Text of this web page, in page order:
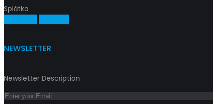
Splátka
NEWSLETTER
Newsletter Description